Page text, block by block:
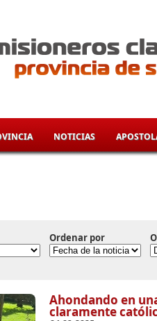
NOTICIAS
aquí
Ordenar por
Ahondando en
claramente